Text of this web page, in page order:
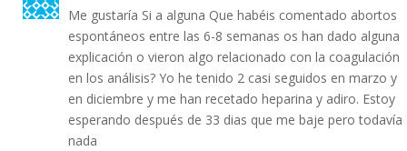
Me gustaría Si a alguna Que habéis comentado abortos
espontáneos entre las 6-8 semanas os han dado alguna
explicación o vieron algo relacionado con la coagulación
en los análisis? Yo he tenido 2 casi seguidos en marzo y
en diciembre y me han recetado heparina y adiro. Estoy
esperando después de 33 dias que me baje pero todavía
nada